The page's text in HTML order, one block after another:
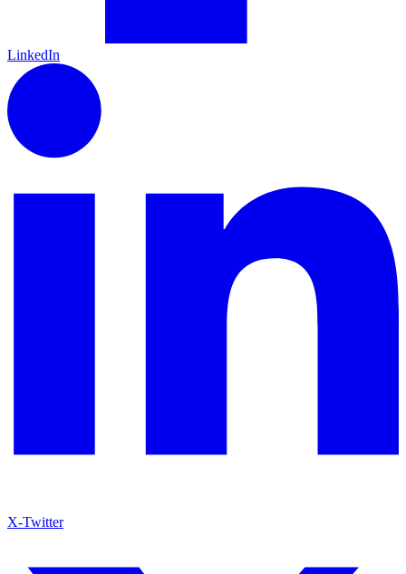
LinkedIn
X-Twitter